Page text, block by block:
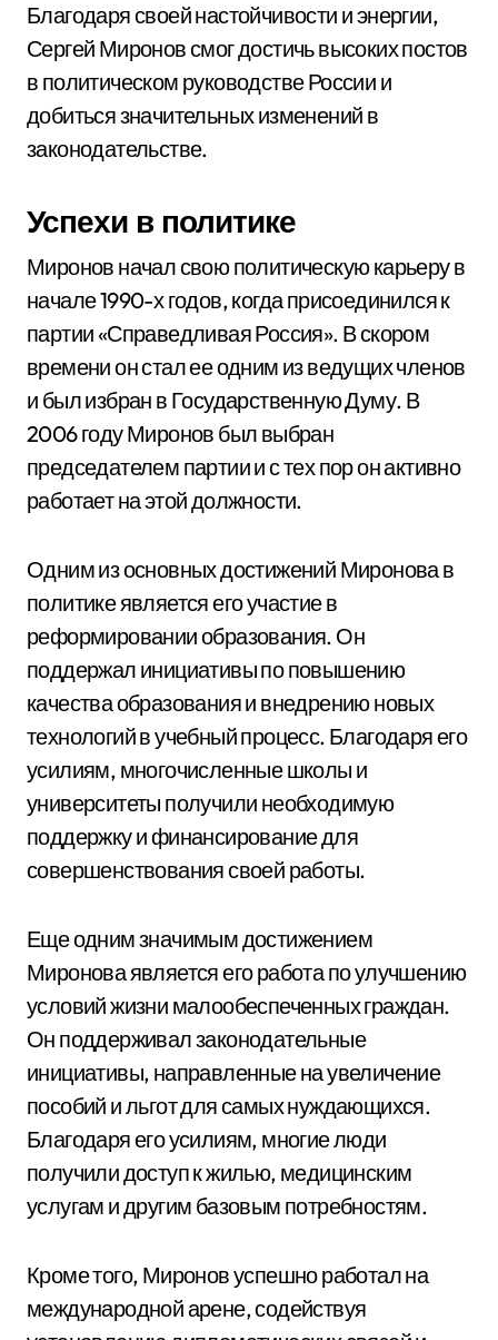
Благодаря своей настойчивости и энергии,
Сергей Миронов смог достичь высоких постов
в политическом руководстве России и
добиться значительных изменений в
законодательстве.
Успехи в политике
Миронов начал свою политическую карьеру в
начале 1990-х годов, когда присоединился к
партии «Справедливая Россия». В скором
времени он стал ее одним из ведущих членов
и был избран в Государственную Думу. В
2006 году Миронов был выбран
председателем партии и с тех пор он активно
работает на этой должности.
Одним из основных достижений Миронова в
политике является его участие в
реформировании образования. Он
поддержал инициативы по повышению
качества образования и внедрению новых
технологий в учебный процесс. Благодаря его
усилиям, многочисленные школы и
университеты получили необходимую
поддержку и финансирование для
совершенствования своей работы.
Еще одним значимым достижением
Миронова является его работа по улучшению
условий жизни малообеспеченных граждан.
Он поддерживал законодательные
инициативы, направленные на увеличение
пособий и льгот для самых нуждающихся.
Благодаря его усилиям, многие люди
получили доступ к жилью, медицинским
услугам и другим базовым потребностям.
Кроме того, Миронов успешно работал на
международной арене, содействуя